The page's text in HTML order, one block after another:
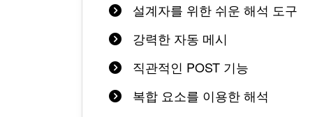
설계자를 위한 쉬운 해석 도구
강력한 자동 메시
직관적인 POST 기능
복합 요소를 이용한 해석